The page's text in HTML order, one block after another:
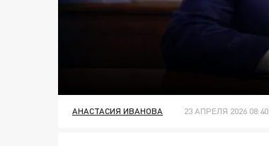
АНАСТАСИЯ ИВАНОВА 23 АПРЕЛЯ 2026 08:40